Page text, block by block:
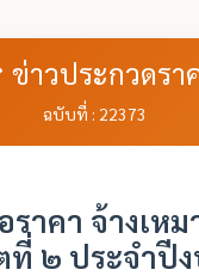
ข่าวประกวดรา
ฉบับที่ : 22373
าคา จ้างเห
ที่ ๒ ประจำ